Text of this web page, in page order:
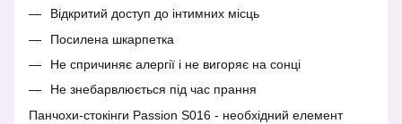
Відкритий доступ до інтимних місць
Посилена шкарпетка
Не спричиняє алергії і не вигоряє на сонці
Не знебарвлюється під час прання
Панчохи-стокінги Passion S016 - необхідний елемент